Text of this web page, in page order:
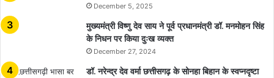
December 5, 2025
मुख्यमंत्री विष्णु देव साय ने पूर्व प्रधानमंत्री डॉ. मनमोहन सिंह
के निधन पर किया दुःख व्यक्त
December 27, 2024
डॉ. नरेन्द्र देव वर्मा छत्तीसगढ़ के सोनहा बिहान के स्वप्नदृष्टा